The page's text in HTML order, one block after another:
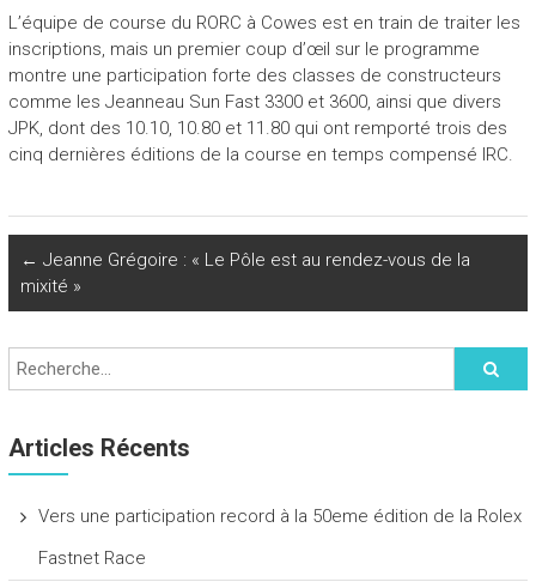
L’équipe de course du RORC à Cowes est en train de traiter les
inscriptions, mais un premier coup d’œil sur le programme
montre une participation forte des classes de constructeurs
comme les Jeanneau Sun Fast 3300 et 3600, ainsi que divers
JPK, dont des 10.10, 10.80 et 11.80 qui ont remporté trois des
cinq dernières éditions de la course en temps compensé IRC.
← Jeanne Grégoire : « Le Pôle est au rendez-vous de la
mixité »
Articles Récents
Vers une participation record à la 50eme édition de la Rolex
Fastnet Race